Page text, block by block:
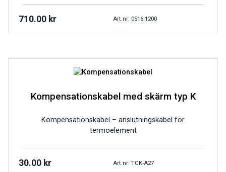
710.00 kr Art.nr: 0516.1200
Kompensationskabel med skärm typ K
Kompensationskabel – anslutningskabel för
termoelement
30.00 kr Art.nr: TCK-A27